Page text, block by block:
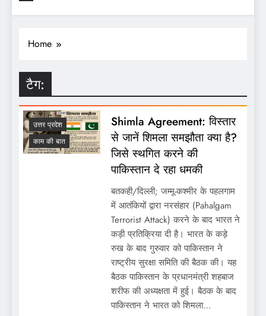
Home
टैग:
उत्तर प्रदेश
काम की बात
Shimla Agreement: विस्तार
से जानें शिमला समझौता क्या है?
जिसे स्थगित करने की
पाकिस्तान दे रहा धमकी
बतकही/दिल्ली; जम्मू-कश्मीर के पहलगाम
में आतंकियों द्वारा नरसंहार (Pahalgam
Terrorist Attack) करने के बाद भारत ने
कड़ी प्रतिक्रिया दी है। भारत के कड़े
रुख के बाद गुरुवार को पाकिस्तान ने
राष्ट्रीय सुरक्षा समिति की बैठक की। यह
बैठक पाकिस्तान के प्रधानमंत्री शहबाज
शरीफ की अध्यक्षता में हुई। बैठक के बाद
पाकिस्तान ने भारत को शिमला…